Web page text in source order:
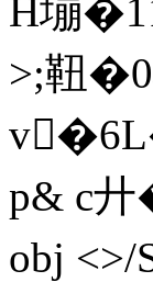
H塴�1
>;靵
p& c廾
obj <>/